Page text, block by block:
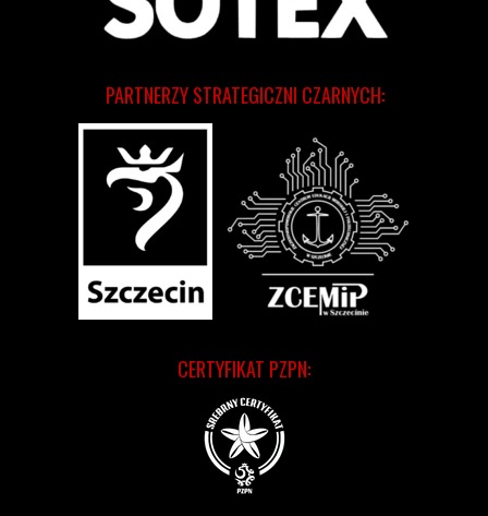
CERTYFIKAT PZPN:
PARTNERZY STRATEGICZNI CZARNYCH: